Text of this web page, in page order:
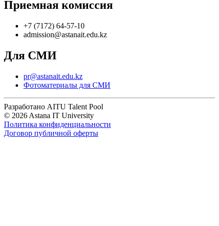
Приемная комиссия
+7 (7172) 64-57-10
admission@astanait.edu.kz
Для СМИ
pr@astanait.edu.kz
Фотоматериалы для СМИ
Разработано AITU Talent Pool
© 2026 Astana IT University
Политика конфиденциальности
Договор публичной оферты